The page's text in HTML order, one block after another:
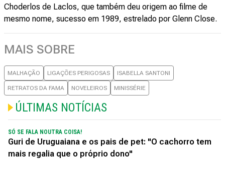
Choderlos de Laclos, que também deu origem ao filme de
mesmo nome, sucesso em 1989, estrelado por Glenn Close.
MAIS SOBRE
MALHAÇÃO LIGAÇÕES PERIGOSAS ISABELLA SANTONI
RETRATOS DA FAMA NOVELEIROS MINISSÉRIE
ÚLTIMAS NOTÍCIAS
SÓ SE FALA NOUTRA COISA!
Guri de Uruguaiana e os pais de pet: "O cachorro tem
mais regalia que o próprio dono"